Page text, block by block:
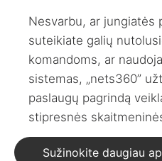
Nesvarbu, ar jungiatės
suteikiate galių
komandoms, ar
sistemas, „nets360”
paslaugų pagrindą
stipresnės
Sužinokite daugiau